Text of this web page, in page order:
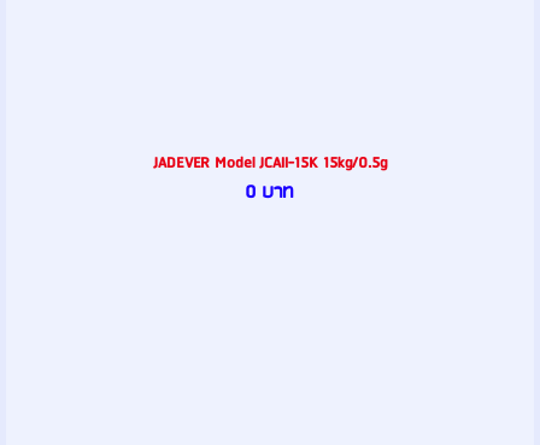
JADEVER Model JCAII-15K 15kg/0.5g
0 บาท